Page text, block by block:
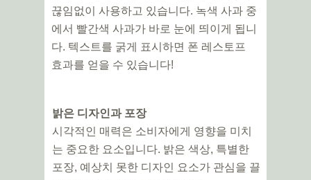
끊임없이 사용하고 있습니다. 녹색 사과 중
에서 빨간색 사과가 바로 눈에 띄이게 됩니
다. 텍스트를 굵게 표시하면 폰 레스토프
효과를 얻을 수 있습니다!
밝은 디자인과 포장
시각적인 매력은 소비자에게 영향을 미치
는 중요한 요소입니다. 밝은 색상, 특별한
포장, 예상치 못한 디자인 요소가 관심을 끌